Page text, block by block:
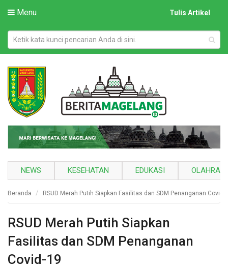
Menu Tulis Artikel
NEWS KESEHATAN EDUKASI
Beranda RSUD Merah Putih Siapkan Fasilitas dan SDM Penanganan Covid-
RSUD Merah Putih Siapkan
Fasilitas dan SDM Penanganan
Covid-19